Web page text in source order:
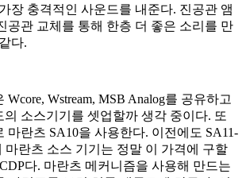
장 충격적인 사운드를 내준다. 진공관 앰
공관 교체를 통해 한층 더 좋은 소리를 만
다.
Wstream, MSB Analog를 공유하고
소스기기를 셋업할까 생각 중이다. 또
마란츠 SA10을 사용한다. 이전에도 SA11-
마란츠 소스 기기는 정말 이 가격에 구할
다. 마란츠 메커니즘을 사용해 만드는